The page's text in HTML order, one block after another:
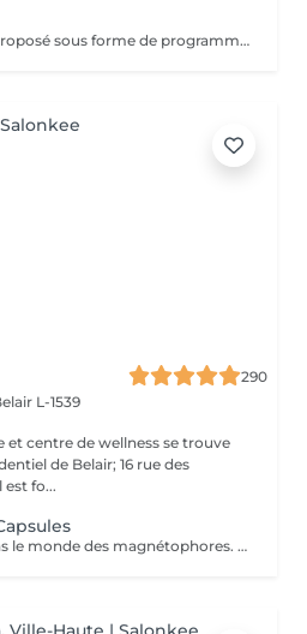
Le Skin Reset Peeling est proposé sous forme de programme de 4 soins, réalisés toutes les 2 semaines, afin de relancer progressivement le renouvellement de la peau et d'améliorer sa qualité en profondeur. Chaque séance est adaptée aux besoins de votre peau et permet d'agir de manière ciblée sur l'éclat, la texture, les imperfections ou les irrégularités du teint. Au fil des séances, la peau devient plus lisse, plus lumineuse et visiblement plus uniforme. Ce programme permet d'obtenir des résultats progressifs et durables, tout en respectant l'équilibre et la sensibilité de votre peau. Afin d'optimiser les résultats, une routine de soins adaptée à domicile vous sera recommandée et devra être suivie avant, pendant et après le programme. Idéal en changement de saison ou en cas de déséquilibres cutanés.
290
L-1539
et centre de wellness se trouve
de Belair; 16 rue des
est fo...
Une technique unique dans le monde des magnétophores. Grâce à l'attraction des champs magnétiques encapsulés dans une mini machine tenue à la main, cette technique permet de forcer le passage des actifs cosmétiques à travers la barrière cutanée pour agir au cur des cellules. Résultat visible dès la première séance. Les capsules sont soigneusement choisies en fonction d'une consultation avec votre pour vos besoins spécifiques. Une peau d'apparence jeune sans injections !